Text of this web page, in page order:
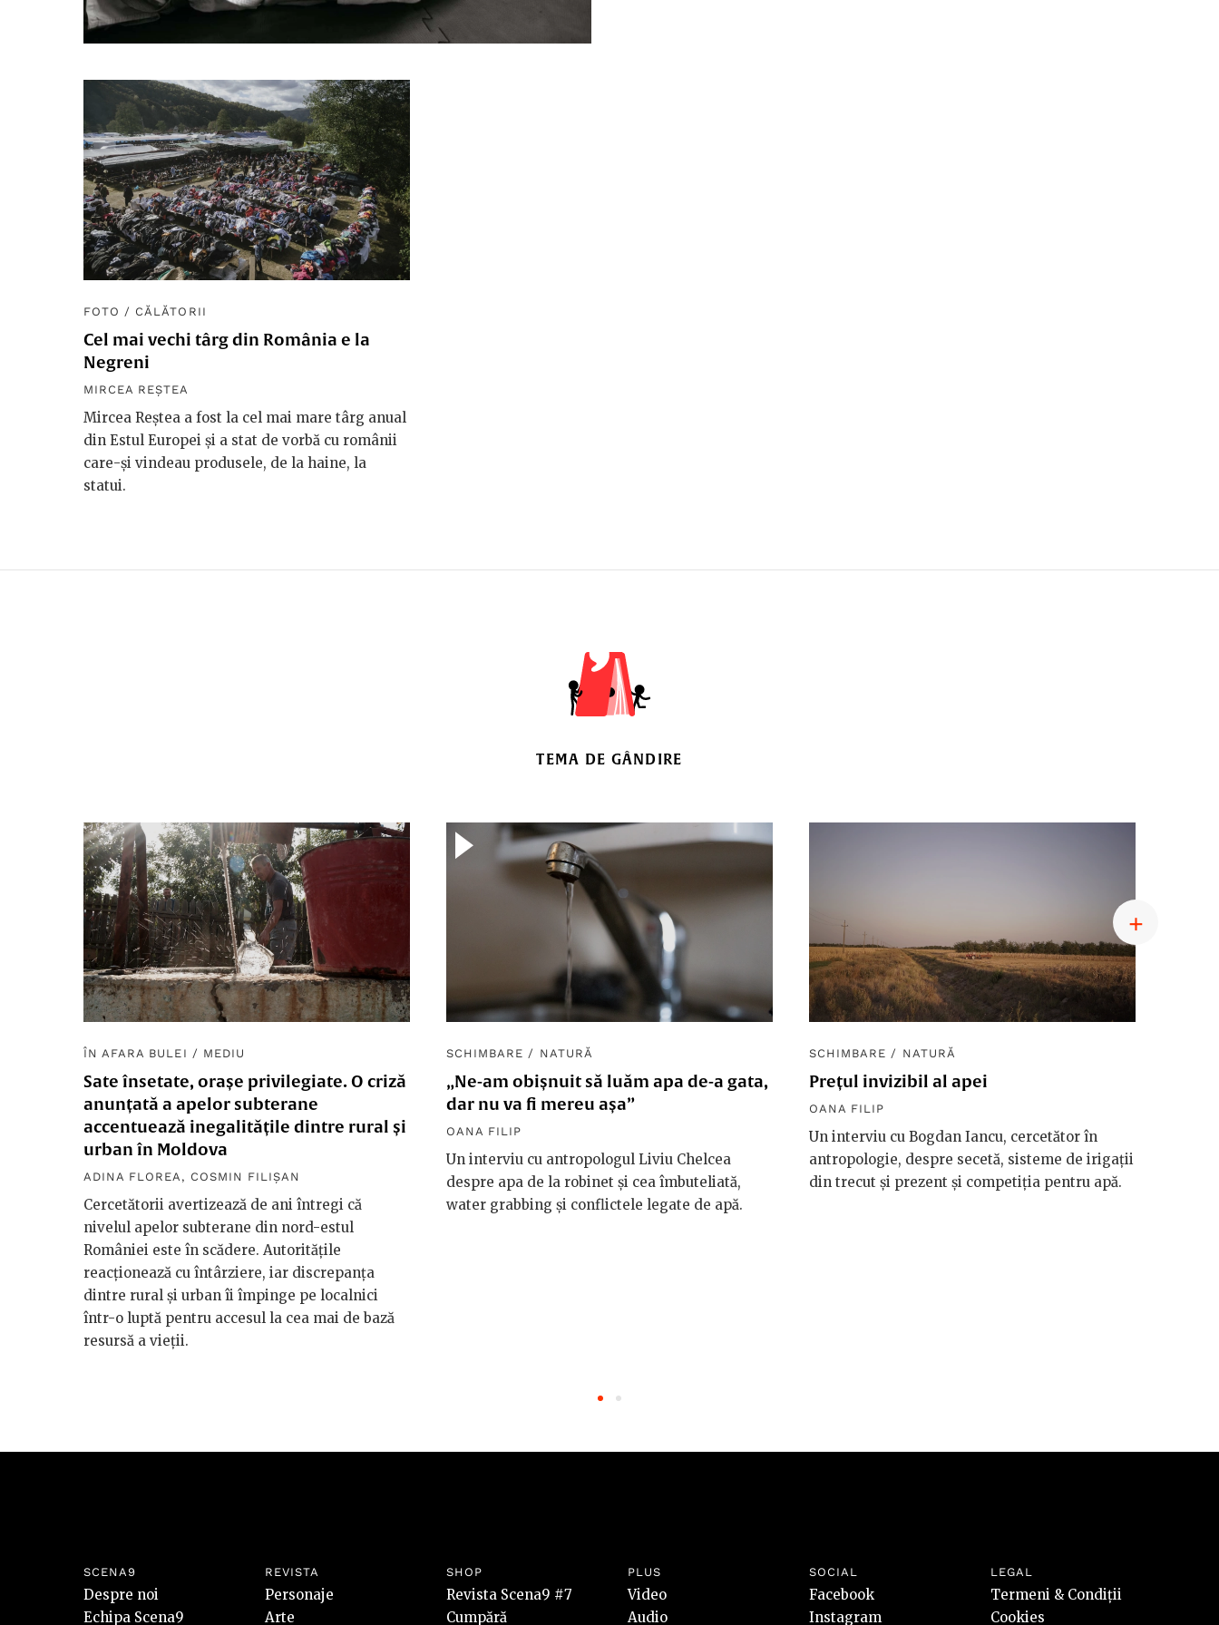
FOTO / CĂLĂTORII
Cel mai vechi târg din România e la
Negreni
MIRCEA REȘTEA
Mircea Reștea a fost la cel mai mare târg anual
din Estul Europei și a stat de vorbă cu românii
care-și vindeau produsele, de la haine, la
statui.
TEMA DE GÂNDIRE
ÎN AFARA BULEI / MEDIU
Sate însetate, orașe privilegiate. O criză
anunțată a apelor subterane
accentuează inegalitățile dintre rural și
urban în Moldova
ADINA FLOREA , COSMIN FILIȘAN
Cercetătorii avertizează de ani întregi că
nivelul apelor subterane din nord-estul
României este în scădere. Autoritățile
reacționează cu întârziere, iar discrepanța
dintre rural și urban îi împinge pe localnici
într-o luptă pentru accesul la cea mai de bază
resursă a vieții.
SCHIMBARE / NATURĂ
„Ne-am obișnuit să luăm apa de-a gata,
dar nu va fi mereu așa”
OANA FILIP
Un interviu cu antropologul Liviu Chelcea
despre apa de la robinet și cea îmbuteliată,
water grabbing și conflictele legate de apă.
SCHIMBARE / NATURĂ
Prețul invizibil al apei
OANA FILIP
Un interviu cu Bogdan Iancu, cercetător în
antropologie, despre secetă, sisteme de irigații
din trecut și prezent și competiția pentru apă.
SCENA9
Despre noi
Echipa Scena9
REVISTA
Personaje
Arte
SHOP
Revista Scena9 #7
Cumpără
PLUS
Video
Audio
SOCIAL
Facebook
Instagram
LEGAL
Termeni & Condiții
Cookies